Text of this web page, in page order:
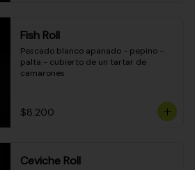
Fish Roll
Pescado blanco apanado - pepino -
palta - cubierto de un tartar de
camarones
$8.200
Ceviche Roll